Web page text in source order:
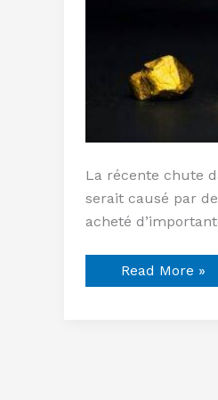
La récente chute
serait causé par
acheté
Read More »